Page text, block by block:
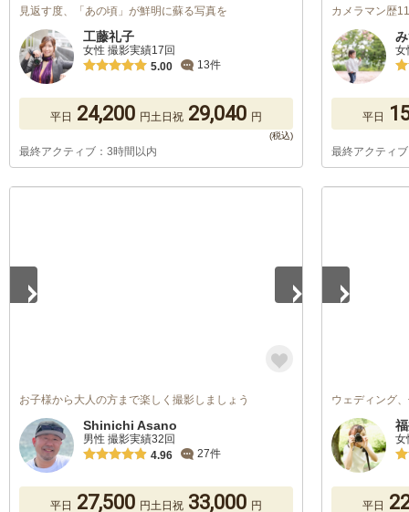
見返す度、「あの頃」が鮮明に蘇る写真を
工藤礼子
女性 撮影実績17回
5.00
13件
平日 24,200 円土日祝 29,040 円
最終アクティブ：3時間以内
カメラマン歴
女
平日
最終アクティ
お子様から大人の方まで楽しく撮影しましょう
Shinichi Asano
男性 撮影実績32回
4.96
27件
平日 27,500 円土日祝 33,000 円
ウェディング
女
平日